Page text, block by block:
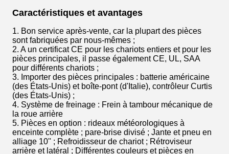
Caractéristiques et avantages
1. Bon service après-vente, car la plupart des pièces
sont fabriquées par nous-mêmes ;
2. A un certificat CE pour les chariots entiers et pour les
pièces principales, il passe également CE, UL, SAA
pour différents chariots ;
3. Importer des pièces principales : batterie américaine
(des États-Unis) et boîte-pont (d'Italie), contrôleur Curtis
(des États-Unis) ;
4. Système de freinage : Frein à tambour mécanique de
la roue arrière
5. Pièces en option : rideaux météorologiques à
enceinte complète ; pare-brise divisé ; Jante et pneu en
alliage 10'' ; Refroidisseur de chariot ; Rétroviseur
arrière et latéral ; Différentes couleurs et pièces en